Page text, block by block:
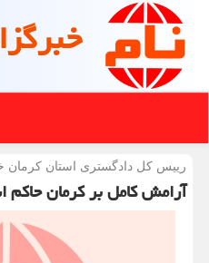
رییس كل دادگستری استان كرمان
آرامش کامل بر کرمان